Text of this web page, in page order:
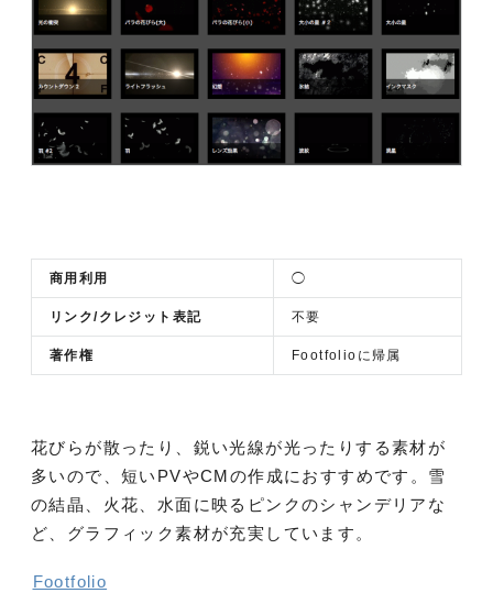
商用利用 ◯
リンク/クレジット表記 不要
著作権 Footfolioに帰属
花びらが散ったり、鋭い光線が光ったりする素材が
多いので、短いPVやCMの作成におすすめです。雪
の結晶、火花、水面に映るピンクのシャンデリアな
ど、グラフィック素材が充実しています。
Footfolio